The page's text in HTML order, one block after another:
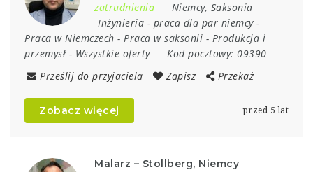
zatrudnienia
Niemcy, Saksonia
Inżynieria - praca dla par niemcy-
Praca w Niemczech - Praca w saksonii - Produkcja i
przemysł - Wszystkie oferty Kod pocztowy: 09390
Prześlij do przyjaciela
Zapisz Przekaż
Zobacz więcej przed 5 lat
Malarz – Stollberg, Niemcy